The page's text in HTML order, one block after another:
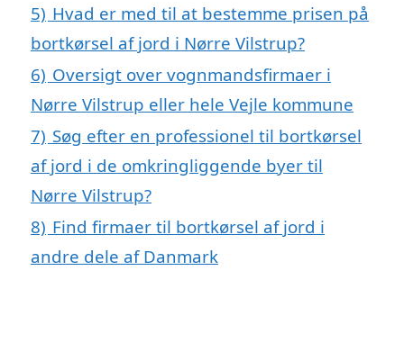
5) Hvad er med til at bestemme prisen på
bortkørsel af jord i Nørre Vilstrup?
6) Oversigt over vognmandsfirmaer i
Nørre Vilstrup eller hele Vejle kommune
7) Søg efter en professionel til bortkørsel
af jord i de omkringliggende byer til
Nørre Vilstrup?
8) Find firmaer til bortkørsel af jord i
andre dele af Danmark